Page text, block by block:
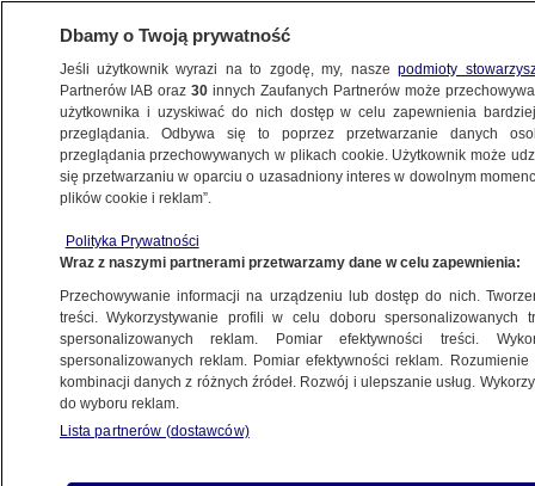
KONKRET24
ŚWIAT
do granic Białorusi"? Dowództwo wyjaśnia
27.10.2022, 15:23
Udostępnij
Dbamy o Twoją prywatność
Jeśli użytkownik wyrazi na to zgodę, my, naszepodmioty
Partnerów IAB oraz30 innych Zaufanych Partnerów może
użytkownika i uzyskiwać do nich dostęp w celu zapewnienia
przeglądania. Odbywa się to poprzez przetwarzanie danych
przeglądania przechowywanych w plikach cookie. Użytkownik może
się przetwarzaniu w oparciu o uzasadniony interes w dowolnym
plików cookie i reklam”.
Polityka Prywatności
Wraz z naszymi partnerami przetwarzamy dane w celu zapewnienia:
Przechowywanie informacji na urządzeniu lub dostęp do nich.
treści. Wykorzystywanie profili w celu doboru spersonalizowanych
spersonalizowanych reklam. Pomiar efektywności treści.
spersonalizowanych reklam. Pomiar efektywności reklam.
kombinacji danych z różnych źródeł. Rozwój i ulepszanie usług.
do wyboru reklam.
Lista partnerów (dostawców)